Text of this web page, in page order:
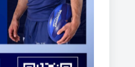
pour Reubenn Rennie